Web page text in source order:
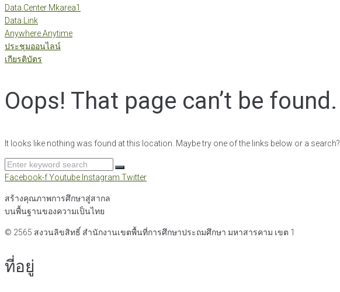
Data Center Mkarea1
Data Link
Anywhere Anytime
ประชุมออนไลน์
เกียรติบัตร
Oops! That page can’t be found.
It looks like nothing was found at this location. Maybe try one of the links below or a search?
Search
for:
Facebook-fYoutube Instagram Twitter
สร้างคุณภาพการศึกษาสู่สากล
บนพื้นฐานของความเป็นไทย
© 2565 สงวนลิขสิทธิ์ สำนักงานเขตพื้นที่การศึกษาประถมศึกษา มหาสารคาม เขต 1
ที่อยู่